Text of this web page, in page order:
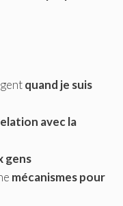
quand je suis
avec la
gens
mécanismes pour